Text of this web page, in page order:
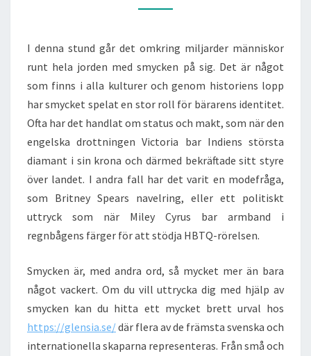
I denna stund går det omkring miljarder människor
runt hela jorden med smycken på sig. Det är något
som finns i alla kulturer och genom historiens lopp
har smycket spelat en stor roll för bärarens identitet.
Ofta har det handlat om status och makt, som när den
engelska drottningen Victoria bar Indiens största
diamant i sin krona och därmed bekräftade sitt styre
över landet. I andra fall har det varit en modefråga,
som Britney Spears navelring, eller ett politiskt
uttryck som när Miley Cyrus bar armband i
regnbågens färger för att stödja HBTQ-rörelsen.
Smycken är, med andra ord, så mycket mer än bara
något vackert. Om du vill uttrycka dig med hjälp av
smycken kan du hitta ett mycket brett urval hos
https://glensia.se/där flera av de främsta svenska och
internationella skaparna representeras. Från små och